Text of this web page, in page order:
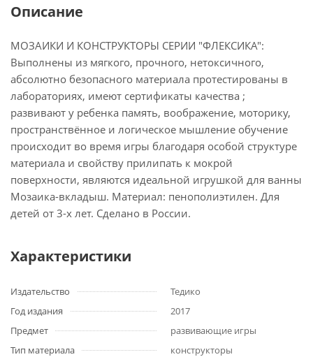
Описание
МОЗАИКИ И КОНСТРУКТОРЫ СЕРИИ "ФЛЕКСИКА":
Выполнены из мягкого, прочного, нетоксичного,
абсолютно безопасного материала протестированы в
лабораториях, имеют сертификаты качества ;
развивают у ребенка память, воображение, моторику,
пространствённое и логическое мышление обучение
происходит во время игры благодаря особой структуре
материала и свойству прилипать к мокрой
поверхности, являются идеальной игрушкой для ванны
Мозаика-вкладыш. Материал: пенополиэтилен. Для
детей от 3-х лет. Сделано в России.
Характеристики
Издательство
Тедико
Год издания
2017
Предмет
развивающие игры
Тип материала
конструкторы